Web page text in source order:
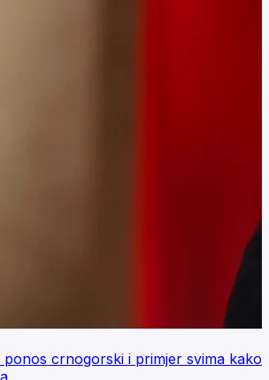
crnogorski i primjer svima kako